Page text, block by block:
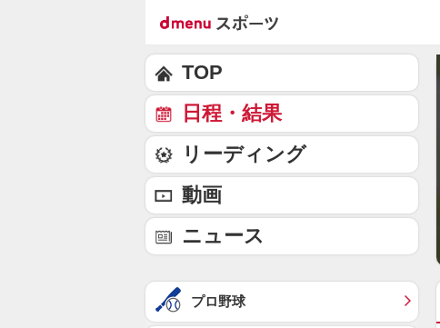
TOP
日程・結果
リーディング
動画
ニュース
プロ野球